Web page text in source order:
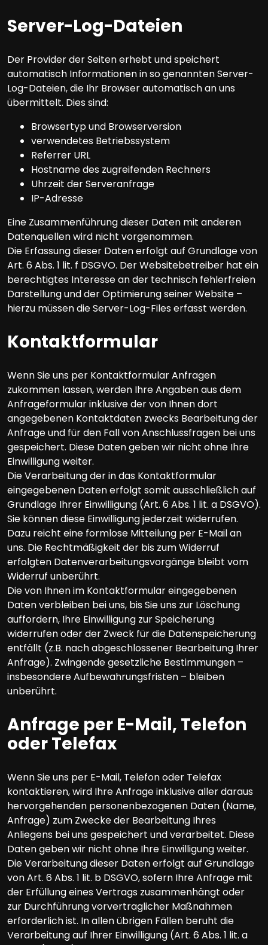
Server-Log-Dateien
Der Provider der Seiten erhebt und speichert
automatisch Informationen in so genannten Server-
Log-Dateien, die Ihr Browser automatisch an uns
übermittelt. Dies sind:
Browsertyp und Browserversion
verwendetes Betriebssystem
Referrer URL
Hostname des zugreifenden Rechners
Uhrzeit der Serveranfrage
IP-Adresse
Eine Zusammenführung dieser Daten mit anderen
Datenquellen wird nicht vorgenommen.
Die Erfassung dieser Daten erfolgt auf Grundlage von
Art. 6 Abs. 1 lit. f DSGVO. Der Websitebetreiber hat ein
berechtigtes Interesse an der technisch fehlerfreien
Darstellung und der Optimierung seiner Website –
hierzu müssen die Server-Log-Files erfasst werden.
Kontaktformular
Wenn Sie uns per Kontaktformular Anfragen
zukommen lassen, werden Ihre Angaben aus dem
Anfrageformular inklusive der von Ihnen dort
angegebenen Kontaktdaten zwecks Bearbeitung der
Anfrage und für den Fall von Anschlussfragen bei uns
gespeichert. Diese Daten geben wir nicht ohne Ihre
Einwilligung weiter.
Die Verarbeitung der in das Kontaktformular
eingegebenen Daten erfolgt somit ausschließlich auf
Grundlage Ihrer Einwilligung (Art. 6 Abs. 1 lit. a DSGVO).
Sie können diese Einwilligung jederzeit widerrufen.
Dazu reicht eine formlose Mitteilung per E-Mail an
uns. Die Rechtmäßigkeit der bis zum Widerruf
erfolgten Datenverarbeitungsvorgänge bleibt vom
Widerruf unberührt.
Die von Ihnen im Kontaktformular eingegebenen
Daten verbleiben bei uns, bis Sie uns zur Löschung
auffordern, Ihre Einwilligung zur Speicherung
widerrufen oder der Zweck für die Datenspeicherung
entfällt (z.B. nach abgeschlossener Bearbeitung Ihrer
Anfrage). Zwingende gesetzliche Bestimmungen –
insbesondere Aufbewahrungsfristen – bleiben
unberührt.
Anfrage per E-Mail, Telefon
oder Telefax
Wenn Sie uns per E-Mail, Telefon oder Telefax
kontaktieren, wird Ihre Anfrage inklusive aller daraus
hervorgehenden personenbezogenen Daten (Name,
Anfrage) zum Zwecke der Bearbeitung Ihres
Anliegens bei uns gespeichert und verarbeitet. Diese
Daten geben wir nicht ohne Ihre Einwilligung weiter.
Die Verarbeitung dieser Daten erfolgt auf Grundlage
von Art. 6 Abs. 1 lit. b DSGVO, sofern Ihre Anfrage mit
der Erfüllung eines Vertrags zusammenhängt oder
zur Durchführung vorvertraglicher Maßnahmen
erforderlich ist. In allen übrigen Fällen beruht die
Verarbeitung auf Ihrer Einwilligung (Art. 6 Abs. 1 lit. a